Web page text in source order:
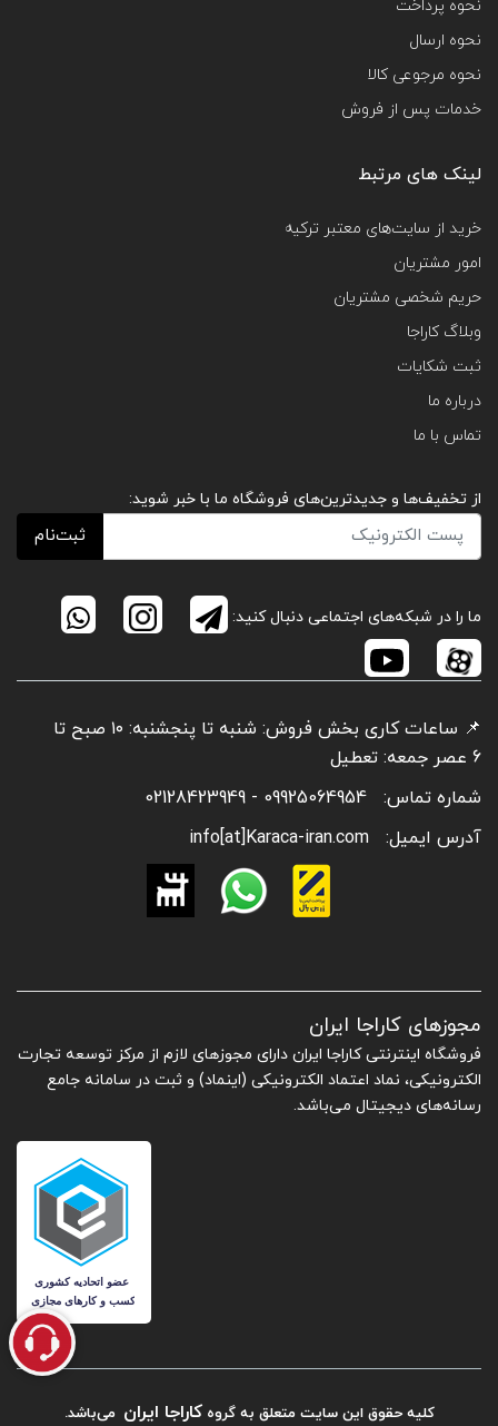
نحوه پرداخت
نحوه ارسال
نحوه مرجوعی کالا
خدمات پس از فروش
لینک های مرتبط
خرید از سایت‌های معتبر ترکیه
امور مشتریان
حریم شخصی مشتریان
وبلاگ کاراجا
ثبت شکایات
درباره ما
تماس با ما
از تخفیف‌ها و جدیدترین‌های فروشگاه ما با خبر شوید:
ثبت‌نام
ما را در شبکه‌های اجتماعی دنبال کنید:
📌 ساعات کاری بخش فروش: شنبه تا پنجشنبه: ۱۰ صبح تا
6 عصر جمعه: تعطیل
شماره تماس:
09925064954 - 02128423949
آدرس ایمیل:
info[at]Karaca-iran.com
مجوزهای کاراجا ایران
فروشگاه اینترنتی کاراجا ایران دارای مجوزهای لازم از مرکز توسعه تجارت
الکترونیکی، نماد اعتماد الکترونیکی (اینماد) و ثبت در سامانه جامع
رسانه‌های دیجیتال می‌باشد.
کلیه حقوق این سایت متعلق به گروه کاراجا ایران می‌باشد.